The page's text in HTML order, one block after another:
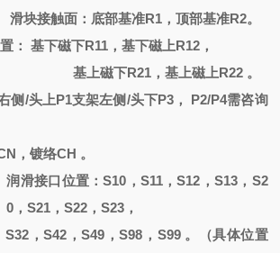
滑块接触面：底部基准R1，顶部基准R2。
： 基下磁下R11，基下磁上R12，
基上磁下R21，基上磁上R22 。
侧/头上P1支架左侧/头下P3， P2/P4需咨询
，镀络CH 。
润滑接口位置：S10，S11，S12，S13，S2
0，S21，S22，S23，
S32，S42，S49，S98，S99 。（具体位置